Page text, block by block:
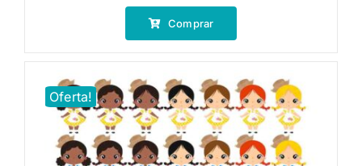
Comprar
Oferta!